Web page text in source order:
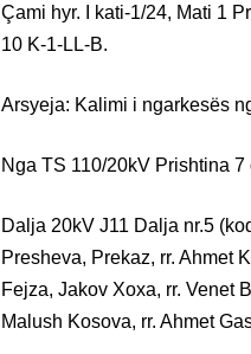
Çami hyr. I kati-1/24, Mati 1
10 K-1-LL-B.
Arsyeja: Kalimi i ngarkesës
Nga TS 110/20kV Prishtina 7
Dalja 20kV J11 Dalja nr.5
Presheva, Prekaz, rr. Ahmet
Fejza, Jakov Xoxa, rr. Venet
Malush Kosova, rr. Ahmet